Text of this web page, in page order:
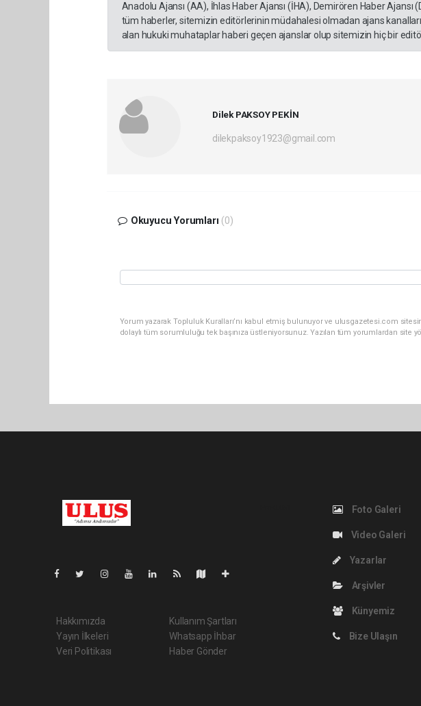
Anadolu Ajansı (AA), İhlas Haber Ajansı (İHA), Demirören Haber
tüm haberler, sitemizin editörlerinin müdahalesi olmadan ajans
alan hukuki muhataplar haberi geçen ajanslar olup sitemizin hiç bir
Dilek PAKSOY PEKİN
dilekpaksoy1923@gmail.com
Okuyucu Yorumları (0)
Yorum yazarak Topluluk Kuralları’nı kabul etmiş bulunuyor ve ulusgazetesi.com
dolaylı tüm sorumluluğu tek başınıza üstleniyorsunuz. Yazılan tüm yorumlardan
Hakkımızda
Yayın İlkeleri
Veri Politikası
Kullanım Şartları
Whatsapp İhbar
Haber Gönder
Foto Galeri
Video Galeri
Yazarlar
Arşivler
Künyemiz
Bize Ulaşın